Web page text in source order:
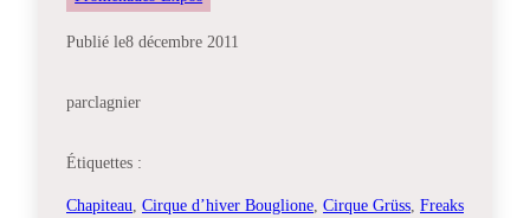
Publié le8 décembre 2011
parclagnier
Étiquettes :
Chapiteau Cirque d’hiver Bouglione Cirque Grüss Freaks